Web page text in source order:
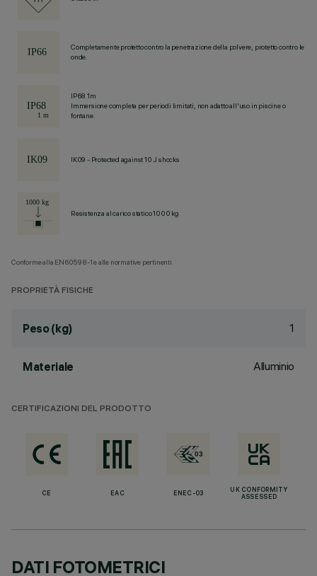
Completamente protetto contro la penetrazione della polvere, protetto contro le
onde.
IP68 1m
Immersione completa per periodi limitati, non adatto all'uso in piscine o
fontane.
IK09 - Protected against 10 J shocks
Resistenza al carico statico 1000 kg
Conforme alla EN60598-1 e alle normative pertinenti.
PROPRIETÀ FISICHE
Peso (kg) 1
Materiale Alluminio
CERTIFICAZIONI DEL PRODOTTO
CE EAC ENEC-03
UK CONFORMITY
ASSESSED
DATI FOTOMETRICI